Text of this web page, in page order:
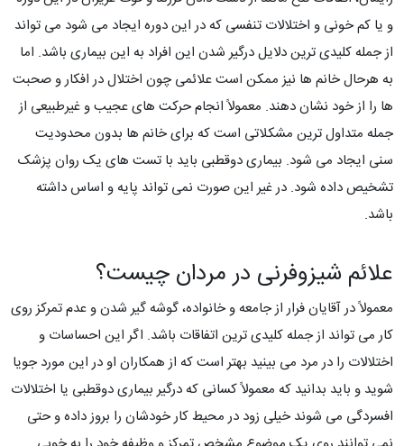
و یا کم خونی و اختلالات تنفسی که در این دوره ایجاد می شود می تواند
از جمله کلیدی ترین دلایل درگیر شدن این افراد به این بیماری باشد. اما
به هرحال خانم ها نیز ممکن است علائمی چون اختلال در افکار و صحبت
ها را از خود نشان دهند. معمولاً انجام حرکت های عجیب و غیرطبیعی از
جمله متداول ترین مشکلاتی است که برای خانم ها بدون محدودیت
سنی ایجاد می شود. بیماری دوقطبی باید با تست های یک روان پزشک
تشخیص داده شود. در غیر این صورت نمی تواند پایه و اساس داشته
باشد.
علائم شیزوفرنی در مردان چیست؟
معمولاً در آقایان فرار از جامعه و خانواده، گوشه گیر شدن و عدم تمرکز روی
کار می تواند از جمله کلیدی ترین اتفاقات باشد. اگر این احساسات و
اختلالات را در مرد می بینید بهتر است که از همکاران او در این مورد جویا
شوید و باید بدانید که معمولاً کسانی که درگیر بیماری دوقطبی یا اختلالات
افسردگی می شوند خیلی زود در محیط کار خودشان را بروز داده و حتی